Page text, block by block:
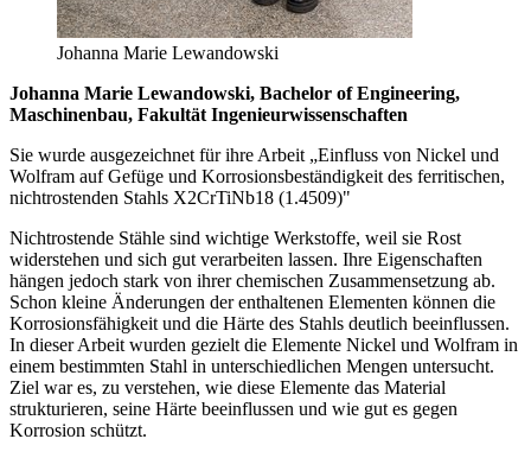
Johanna Marie Lewandowski
Johanna Marie Lewandowski, Bachelor of Engineering,
Maschinenbau, Fakultät Ingenieurwissenschaften
Sie wurde ausgezeichnet für ihre Arbeit „Einfluss von Nickel und
Wolfram auf Gefüge und Korrosionsbeständigkeit des ferritischen,
nichtrostenden Stahls X2CrTiNb18 (1.4509)"
Nichtrostende Stähle sind wichtige Werkstoffe, weil sie Rost
widerstehen und sich gut verarbeiten lassen. Ihre Eigenschaften
hängen jedoch stark von ihrer chemischen Zusammensetzung ab.
Schon kleine Änderungen der enthaltenen Elementen können die
Korrosionsfähigkeit und die Härte des Stahls deutlich beeinflussen.
In dieser Arbeit wurden gezielt die Elemente Nickel und Wolfram in
einem bestimmten Stahl in unterschiedlichen Mengen untersucht.
Ziel war es, zu verstehen, wie diese Elemente das Material
strukturieren, seine Härte beeinflussen und wie gut es gegen
Korrosion schützt.